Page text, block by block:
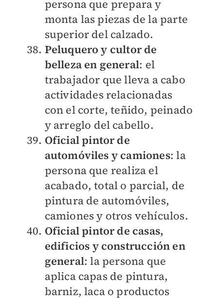
persona que prepara y
monta las piezas de la parte
superior del calzado.
Peluquero y cultor de
belleza en general: el
trabajador que lleva a cabo
actividades relacionadas
con el corte, teñido, peinado
y arreglo del cabello.
Oficial pintor de
automóviles y camiones: la
persona que realiza el
acabado, total o parcial, de
pintura de automóviles,
camiones y otros vehículos.
Oficial pintor de casas,
edificios y construcción en
general: la persona que
aplica capas de pintura,
barniz, laca o productos